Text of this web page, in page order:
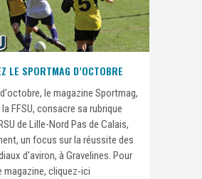
LE SPORTMAG D’OCTOBRE
le magazine Sportmag,
FFSU, consacre sa rubrique
de Lille-Nord Pas de Calais,
un focus sur la réussite des
d'aviron, à Gravelines. Pour
magazine, cliquez-ici